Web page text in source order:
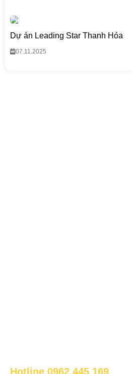
Dự án Leading Star Thanh Hóa
07.11.2025
Hotline 0962 445 169